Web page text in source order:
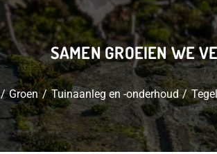
SAMEN GROEIEN WE
Groen Tuinaanleg en -onderhoud